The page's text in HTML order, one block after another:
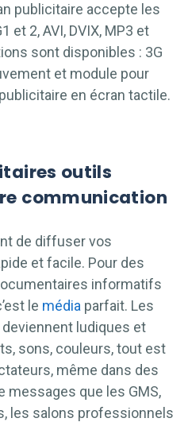
publicitaire accepte les
et 2, AVI, DVIX, MP3 et
sont disponibles : 3G
et module pour
en écran tactile.
outils
communication
de diffuser vos
et facile. Pour des
informatifs
le média parfait. Les
ludiques et
sons, couleurs, tout est
même dans des
messages que les GMS,
les salons professionnels